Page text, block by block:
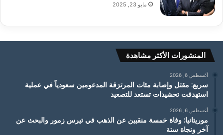
مايو 23, 2025
المنشورات الأكثر مشاهدة
أغسطس 6, 2026
سريع: مقتل وإصابة مئات المرتزقة المدعومين سعودياً في عملية
استهدفت تحشيدات تستعد للتصعيد
أغسطس 6, 2026
موريتانيا: وفاة خمسة منقبين عن الذهب في تيرس زمور والبحث عن
آخر ونجاة ستة